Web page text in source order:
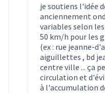
je soutiens l'idée
anciennement
variables selon les
50 km/h pour les
(ex : rue jeanne-
aiguillettes , bd
centre ville ... ça
circulation et
à l'accumulation